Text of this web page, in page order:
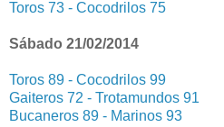
Toros 73 - Cocodrilos 75
Sábado 21/02/2014
Toros 89 - Cocodrilos 99
Gaiteros 72 - Trotamundos 91
Bucaneros 89 - Marinos 93